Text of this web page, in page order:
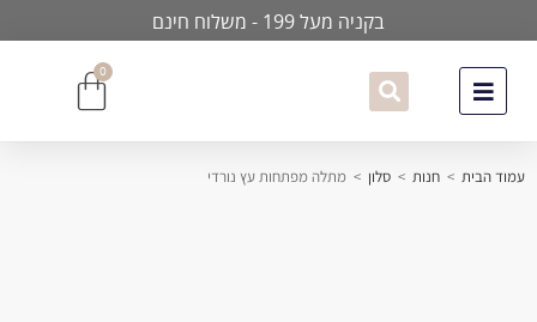
בקניה מעל 199 - משלוח חינם
0
עמוד הבית > חנות > סלון > מתלה מפתחות עץ נורדי